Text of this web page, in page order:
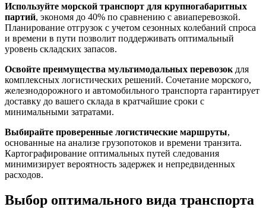
Используйте морской транспорт для крупногабаритных
партий, экономя до 40% по сравнению с авиаперевозкой.
Планирование отгрузок с учетом сезонных колебаний спроса
и времени в пути позволит поддерживать оптимальный
уровень складских запасов.
Освойте преимущества мультимодальных перевозок для
комплексных логистических решений. Сочетание морского,
железнодорожного и автомобильного транспорта гарантирует
доставку до вашего склада в кратчайшие сроки с
минимальными затратами.
Выбирайте проверенные логистические маршруты,
основанные на анализе грузопотоков и времени транзита.
Картографирование оптимальных путей следования
минимизирует вероятность задержек и непредвиденных
расходов.
Выбор оптимального вида транспорта